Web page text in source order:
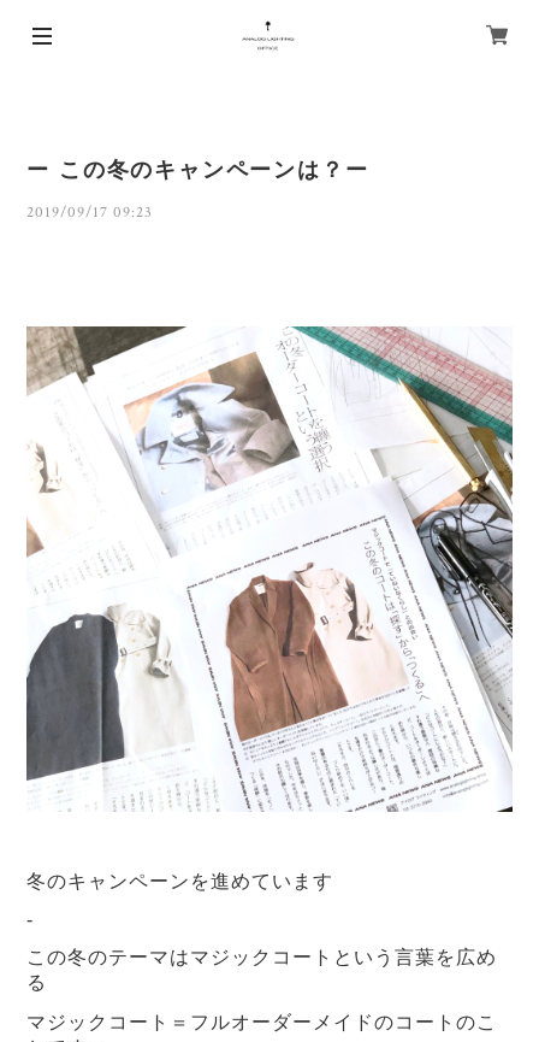
ー この冬のキャンペーンは？ー
2019/09/17 09:23
冬のキャンペーンを進めています
-
この冬のテーマはマジックコートという言葉を広め
る
マジックコート＝フルオーダーメイドのコートのこ